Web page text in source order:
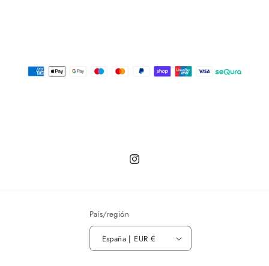
Instagram
País/región
España | EUR €